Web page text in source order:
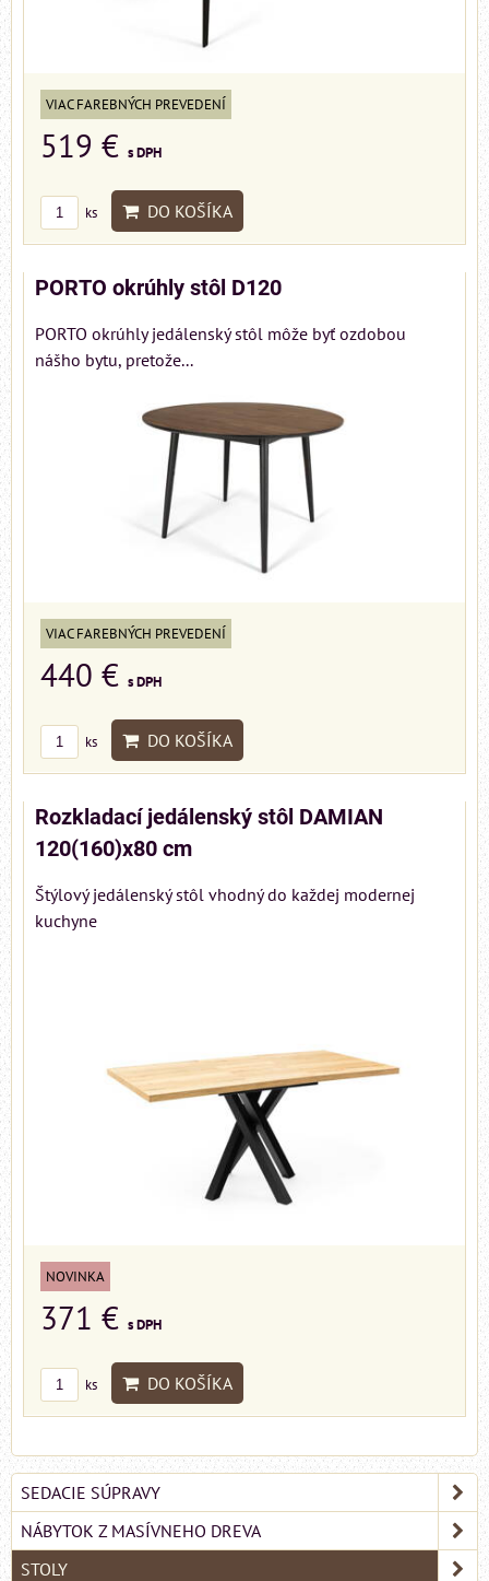
VIAC FAREBNÝCH PREVEDENÍ
519 € s DPH
ks DO KOŠÍKA
PORTO okrúhly stôl D120
PORTO okrúhly jedálenský stôl môže byť ozdobou
nášho bytu, pretože...
VIAC FAREBNÝCH PREVEDENÍ
440 € s DPH
ks DO KOŠÍKA
Rozkladací jedálenský stôl DAMIAN
120(160)x80 cm
Štýlový jedálenský stôl vhodný do každej modernej
kuchyne
NOVINKA
371 € s DPH
ks DO KOŠÍKA
SEDACIE SÚPRAVY
NÁBYTOK Z MASÍVNEHO DREVA
STOLY